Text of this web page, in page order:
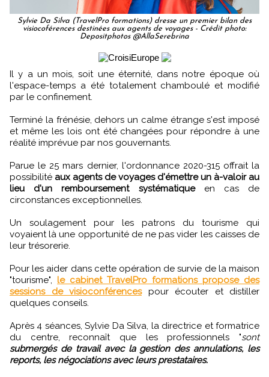
Sylvie Da Silva (TravelPro formations) dresse un premier bilan des
visiocoférences destinées aux agents de voyages - Crédit photo:
Depositphotos @AllaSerebrina
Il y a un mois, soit une éternité, dans notre époque où
l'espace-temps a été totalement chamboulé et modifié
par le confinement.
Terminé la frénésie, dehors un calme étrange s'est imposé
et même les lois ont été changées pour répondre à une
réalité imprévue par nos gouvernants.
Parue le 25 mars dernier, l'ordonnance 2020-315 offrait la
possibilité aux agents de voyages d'émettre un à-valoir au
lieu d'un remboursement systématiqueen cas de
circonstances exceptionnelles.
Un soulagement pour les patrons du tourisme qui
voyaient là une opportunité de ne pas vider les caisses de
leur trésorerie.
Pour les aider dans cette opération de survie de la maison
"tourisme", le cabinet TravelPro formations propose des
sessions de visioconférencespour écouter et distiller
quelques conseils.
Après 4 séances, Sylvie Da Silva, la directrice et formatrice
du centre, reconnaît que les professionnels "sont
submergés de travail avec la gestion des annulations, les
reports, les négociations avec leurs prestataires.